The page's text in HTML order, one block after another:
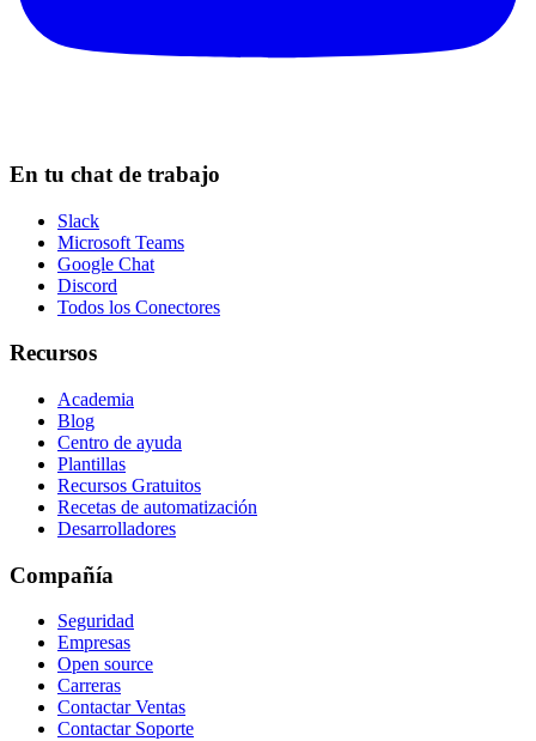
En tu chat de trabajo
Slack
Microsoft Teams
Google Chat
Discord
Todos los Conectores
Recursos
Academia
Blog
Centro de ayuda
Plantillas
Recursos Gratuitos
Recetas de automatización
Desarrolladores
Compañía
Seguridad
Empresas
Open source
Carreras
Contactar Ventas
Contactar Soporte